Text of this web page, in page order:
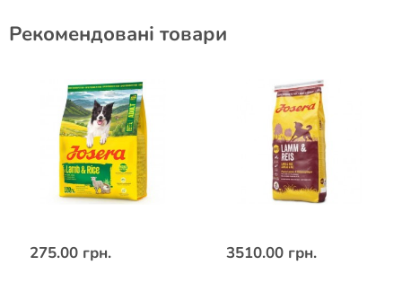
Рекомендовані товари
275.00 грн. 3510.00 грн.